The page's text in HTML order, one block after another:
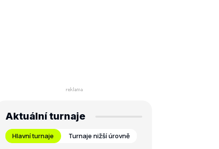
Aktuální turnaje
Hlavní turnaje Turnaje nižší úrovně